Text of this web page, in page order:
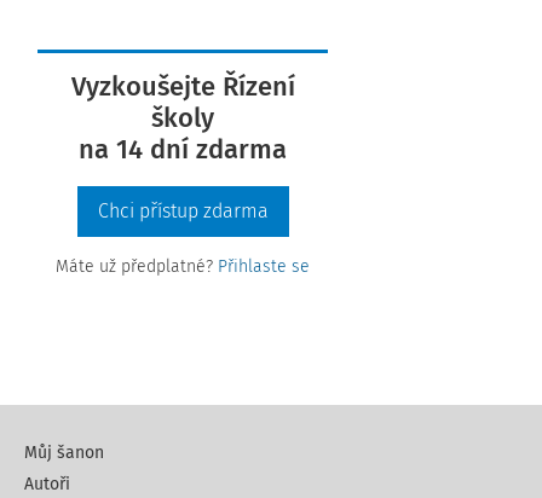
Vyzkoušejte Řízení
školy
na 14 dní zdarma
Chci přístup zdarma
Máte už předplatné? Přihlaste se
Můj šanon
Autoři